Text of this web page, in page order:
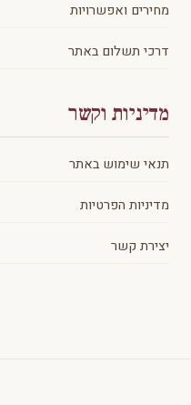
מחירים ואפשרויות
דרכי תשלום באתר
מדיניות וקשר
תנאי שימוש באתר
מדיניות הפרטיות
יצירת קשר